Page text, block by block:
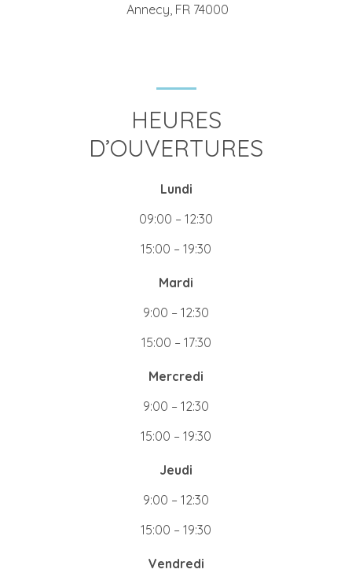
Annecy, FR 74000
HEURES
D’OUVERTURES
Lundi
09:00 – 12:30
15:00 – 19:30
Mardi
9:00 – 12:30
15:00 – 17:30
Mercredi
9:00 – 12:30
15:00 – 19:30
Jeudi
9:00 – 12:30
15:00 – 19:30
Vendredi